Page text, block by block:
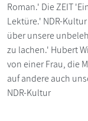
Roman.' Die ZEIT
Lektüre.' NDR-
über unsere
zu lachen.' Hubert
von einer Frau, die
auf andere auch
NDR-Kultur